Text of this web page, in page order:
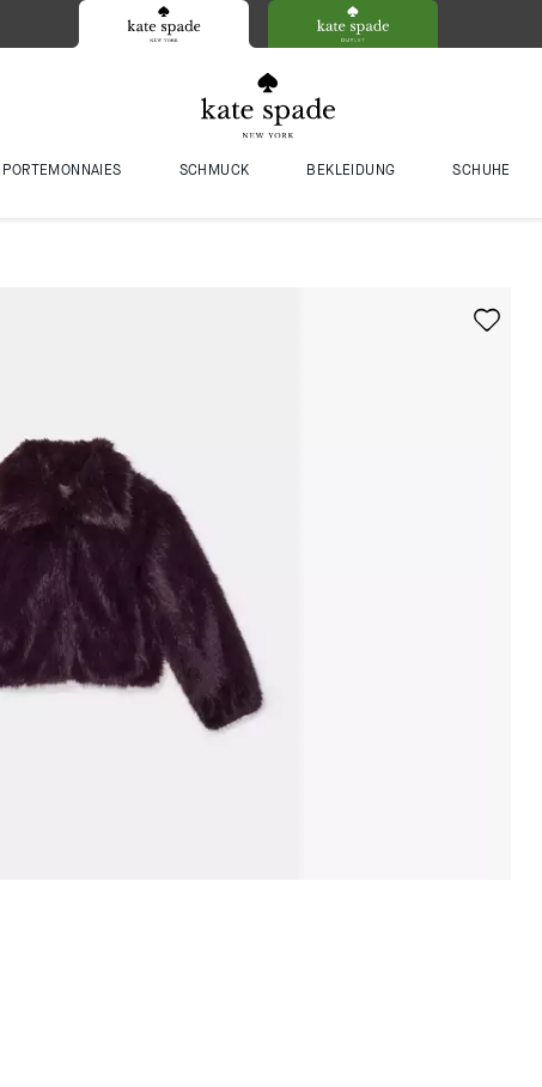
PORTEMONNAIES SCHMUCK BEKLEIDUNG SCHUHE